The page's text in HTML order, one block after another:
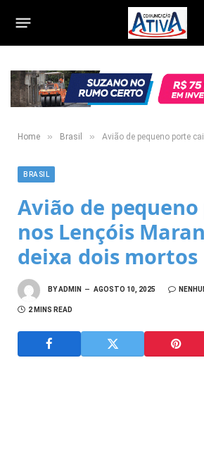
Home » Brasil » Avião de pequeno porte cai nos
BRASIL
Avião de
nos Lençóis
deixa dois mortos
BYADMIN AGOSTO 10, 2025
2 MINS READ